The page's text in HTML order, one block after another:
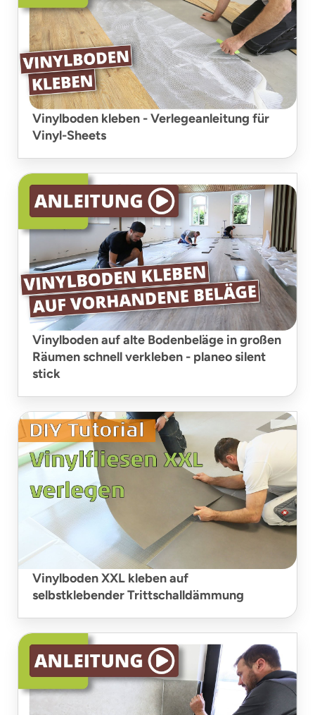
Vinylboden kleben - Verlegeanleitung für
Vinyl-Sheets
Vinylboden auf alte Bodenbeläge in großen
Räumen schnell verkleben - planeo silent
stick
Vinylboden XXL kleben auf
selbstklebender Trittschalldämmung